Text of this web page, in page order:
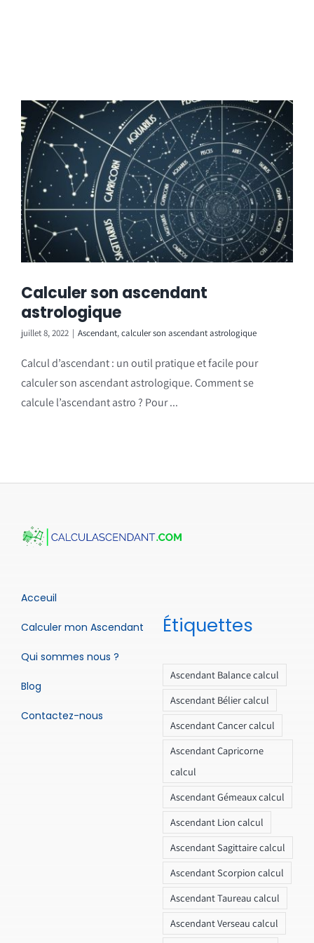
Calculer son ascendant
astrologique
juillet 8, 2022 | Ascendant,calculer son ascendant astrologique
Calcul d’ascendant : un outil pratique et facile pour
calculer son ascendant astrologique. Comment se
calcule l’ascendant astro ? Pour ...
Acceuil
Calculer mon Ascendant
Qui sommes nous ?
Blog
Contactez-nous
Étiquettes
Ascendant Balance calcul
Ascendant Bélier calcul
Ascendant Cancer calcul
Ascendant Capricorne
calcul
Ascendant Gémeaux calcul
Ascendant Lion calcul
Ascendant Sagittaire calcul
Ascendant Scorpion calcul
Ascendant Taureau calcul
Ascendant Verseau calcul